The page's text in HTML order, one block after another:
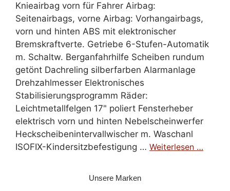
Knieairbag vorn für Fahrer Airbag:
Seitenairbags, vorne Airbag: Vorhangairbags,
vorn und hinten ABS mit elektronischer
Bremskraftverte. Getriebe 6-Stufen-Automatik
m. Schaltw. Berganfahrhilfe Scheiben rundum
getönt Dachreling silberfarben Alarmanlage
Drehzahlmesser Elektronisches
Stabilisierungsprogramm Räder:
Leichtmetallfelgen 17" poliert Fensterheber
elektrisch vorn und hinten Nebelscheinwerfer
Heckscheibenintervallwischer m. Waschanl
ISOFIX-Kindersitzbefestigung … Weiterlesen …
Unsere Marken